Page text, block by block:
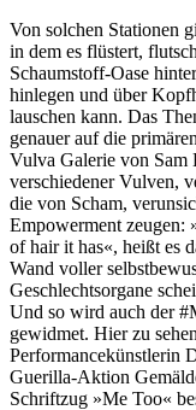
Von solchen Stationen
in dem es flüstert,
Schaumstoff-Oase
hinlegen und über
lauschen kann. Das
genauer auf die
Vulva Galerie von Sam
verschiedener Vulven,
die von Scham,
Empowerment zeugen:
of hair it has«, heißt es
Wand voller
Geschlechtsorgane
Und so wird auch der
gewidmet. Hier zu
Performancekünstlerin
Guerilla-Aktion
Schriftzug »Me Too«